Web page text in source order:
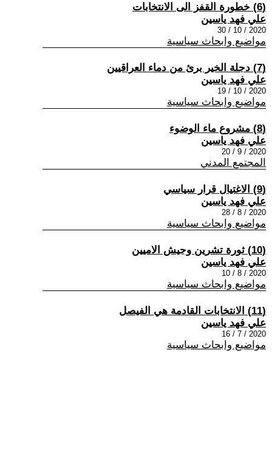
(6) خطورة القفز الى الانتخابات
علي فهد ياسين
2020 / 10 / 30
مواضيع وابحاث سياسية
(7) دجلة الخير برئ من دماء العراقيين
علي فهد ياسين
2020 / 10 / 19
مواضيع وابحاث سياسية
(8) مشروع ماء الوضوء
علي فهد ياسين
2020 / 9 / 20
المجتمع المدني
(9) الاغتيال قرار سياسي
علي فهد ياسين
2020 / 8 / 28
مواضيع وابحاث سياسية
(10) ثورة تشرين وجيش الاميين
علي فهد ياسين
2020 / 8 / 10
مواضيع وابحاث سياسية
(11) الانتخابات القادمة هي الفيصل
علي فهد ياسين
2020 / 7 / 16
مواضيع وابحاث سياسية